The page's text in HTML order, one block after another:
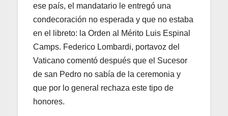
ese país, el mandatario le entregó una
condecoración no esperada y que no estaba
en el libreto: la Orden al Mérito Luis Espinal
Camps. Federico Lombardi, portavoz del
Vaticano comentó después que el Sucesor
de san Pedro no sabía de la ceremonia y
que por lo general rechaza este tipo de
honores.